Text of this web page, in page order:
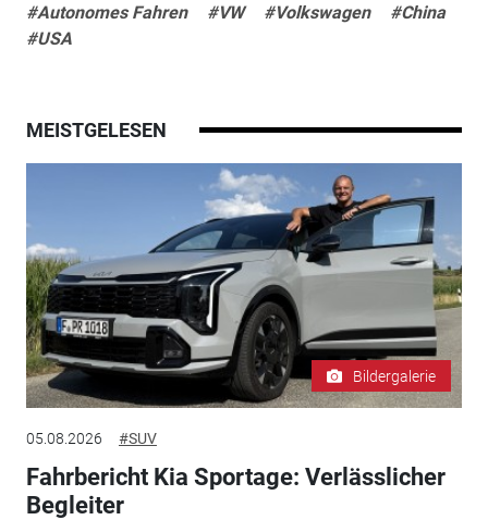
#Autonomes Fahren #VW #Volkswagen
#China
#USA
MEISTGELESEN
Bildergalerie
05.08.2026 #SUV
Fahrbericht Kia Sportage: Verlässlicher
Begleiter